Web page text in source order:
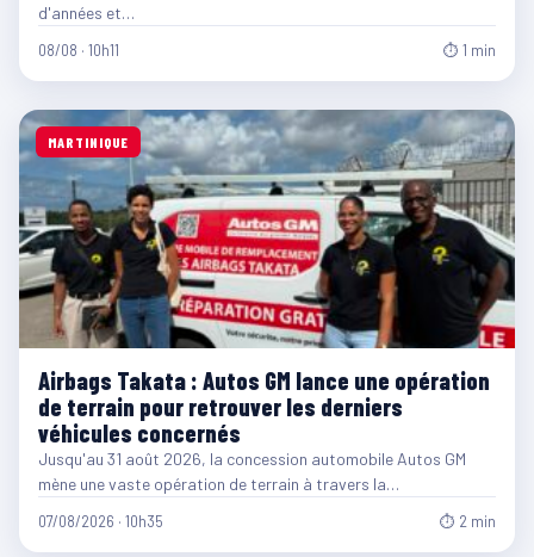
d'années et…
08/08 · 10h11 ⏱ 1 min
MARTINIQUE
Airbags Takata : Autos GM lance une opération
de terrain pour retrouver les derniers
véhicules concernés
Jusqu'au 31 août 2026, la concession automobile Autos GM
mène une vaste opération de terrain à travers la…
07/08/2026 · 10h35 ⏱ 2 min